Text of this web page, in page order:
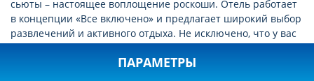
ПАРАМЕТРЫ
сьюты – настоящее воплощение роскоши. Отель работает
в концепции «Все включено» и предлагает широкий выбор
развлечений и активного отдыха. Не исключено, что у вас
просто даже не хватит времени чтобы попробовать все за
один раз! В каждом из 621 номеров есть балкон с видом на